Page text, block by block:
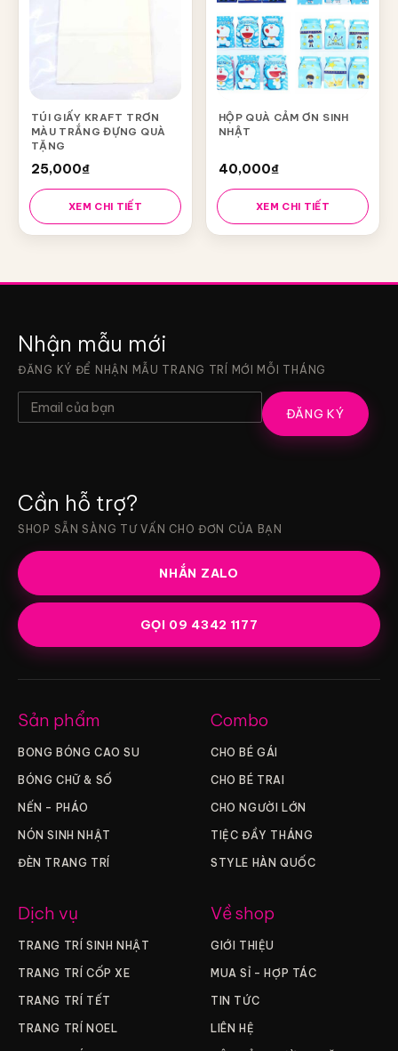
TÚI GIẤY KRAFT TRƠN
MÀU TRẮNG ĐỰNG QUÀ
TẶNG
25,000₫
XEM CHI TIẾT
HỘP QUÀ CẢM ƠN SINH
NHẬT
40,000₫
XEM CHI TIẾT
Nhận mẫu mới
ĐĂNG KÝ ĐỂ NHẬN MẪU TRANG TRÍ MỚI MỖI THÁNG
ĐĂNG KÝ
Cần hỗ trợ?
SHOP SẴN SÀNG TƯ VẤN CHO ĐƠN CỦA BẠN
NHẮN ZALO
GỌI 09 4342 1177
Sản phẩm
BONG BÓNG CAO SU
BÓNG CHỮ & SỐ
NẾN – PHÁO
NÓN SINH NHẬT
ĐÈN TRANG TRÍ
Combo
CHO BÉ GÁI
CHO BÉ TRAI
CHO NGƯỜI LỚN
TIỆC ĐẦY THÁNG
STYLE HÀN QUỐC
Dịch vụ
TRANG TRÍ SINH NHẬT
TRANG TRÍ CỐP XE
TRANG TRÍ TẾT
TRANG TRÍ NOEL
Về shop
GIỚI THIỆU
MUA SỈ – HỢP TÁC
TIN TỨC
LIÊN HỆ